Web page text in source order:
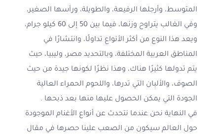
المتوسط، وأرجلها الرفيعة، والطويلة، ورأسها الصغير،
وفي الغالب يتراوح وزنها، فيما بين 50 إلى 60 كيلو جرام،
ويعد هذا النوع من أكثر الأنواع تداولًا، وانتشارًا في
المناطق العربية المختلفة، وبالتحديد مصر، وليبيا، حيث
يتم تدولها كثيرًا هناك، وهذا نظرًا لكونها جيدة من حيث
الصوف، والألبان التي تدرها، واللحوم الحمراء العالية
الجودة التي يمكن الحصول عليها منها بعد ذبحها .
في النهاية نحن عندما نتحدث عن أنواع الأغنام الموجودة
حول العالم سيكون من الصعب علينا حصرها في مقال